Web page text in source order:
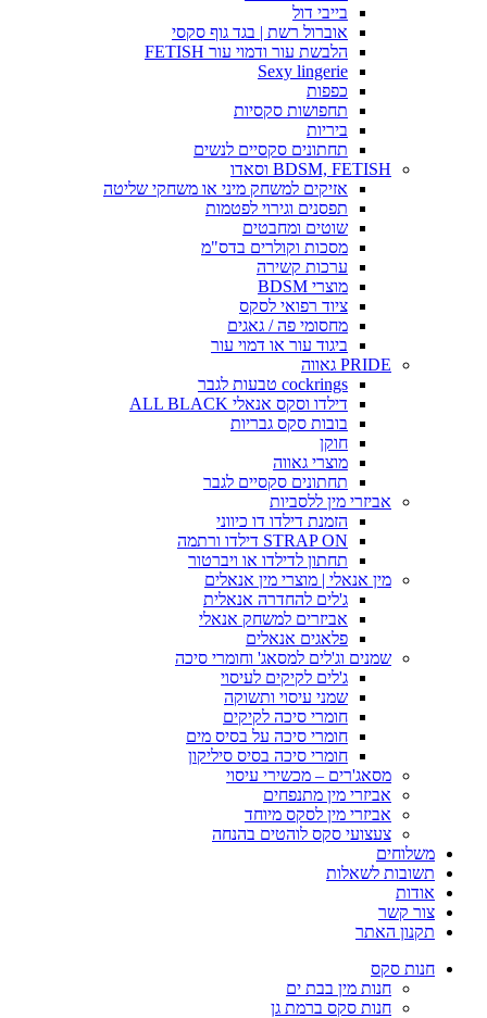
בייבי דול
אוברול רשת | בגד גוף סקסי
הלבשת עור ודמוי עור FETISH
Sexy lingerie
כפפות
תחפושות סקסיות
ביריות
תחתונים סקסיים לנשים
BDSM, FETISH וסאדו
אזיקים למשחק מיני או משחקי שליטה
תפסנים וגירוי לפטמות
שוטים ומחבטים
מסכות וקולרים בדס"מ
ערכות קשירה
מוצרי BDSM
ציוד רפואי לסקס
מחסומי פה / גאגים
ביגוד עור או דמוי עור
PRIDE גאווה
cockrings טבעות לגבר
דילדו וסקס אנאלי ALL BLACK
בובות סקס גבריות
חוקן
מוצרי גאווה
תחתונים סקסיים לגבר
אביזרי מין ללסביות
הזמנת דילדו דו כיווני
STRAP ON דילדו ורתמה
תחתון לדילדו או ויברטור
מין אנאלי | מוצרי מין אנאלים
ג'לים להחדרה אנאלית
אביזרים למשחק אנאלי
פלאגים אנאלים
שמנים וג'לים למסאג' וחומרי סיכה
ג'לים לקיקים לעיסוי
שמני עיסוי ותשוקה
חומרי סיכה לקיקים
חומרי סיכה על בסיס מים
חומרי סיכה בסיס סיליקון
מסאג'רים – מכשירי עיסוי
אביזרי מין מתנפחים
אביזרי מין לסקס מיוחד
צעצועי סקס לוהטים בהנחה
משלוחים
תשובות לשאלות
אודות
צור קשר
תקנון האתר
חנות סקס
חנות מין בבת ים
חנות סקס ברמת גן